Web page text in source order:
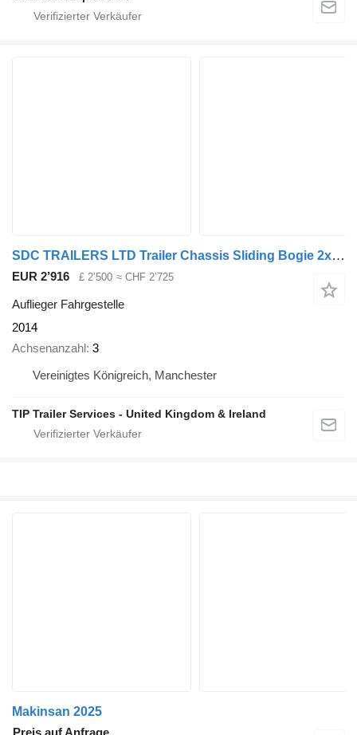
SDC TRAILERS LTD Trailer Chassis Sliding Bogie 2x 20', 30', 40' and
EUR 2’916 £ 2’500 ≈ CHF 2’725
Auflieger Fahrgestelle
2014
Achsenanzahl 3
Vereinigtes Königreich, Manchester
TIP Trailer Services - United Kingdom & Ireland
Makinsan 2025